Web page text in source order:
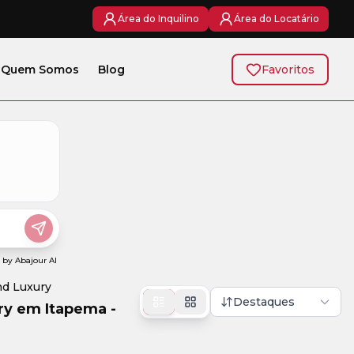
Área do Inquilino Área do Locatário
Quem Somos Blog Favoritos
Luxury
em Itapema -
Destaques